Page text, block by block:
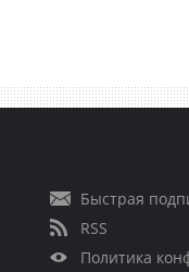
Быстрая
RSS
Политика